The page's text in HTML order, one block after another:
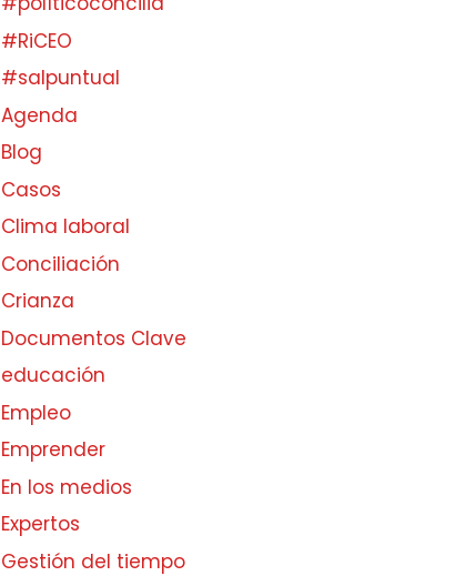
#RiCEO
#salpuntual
Agenda
Blog
Casos
Clima laboral
Conciliación
Crianza
Documentos Clave
educación
Empleo
Emprender
En los medios
Expertos
Gestión del tiempo